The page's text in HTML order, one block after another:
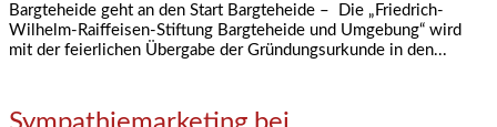
Bargteheide geht an den Start Bargteheide – Die „Friedrich-
Wilhelm-Raiffeisen-Stiftung Bargteheide und Umgebung“ wird
mit der feierlichen Übergabe der Gründungsurkunde in den...